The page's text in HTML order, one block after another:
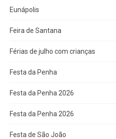
Eunápolis
Feira de Santana
Férias de julho com crianças
Festa da Penha
Festa da Penha 2026
Festa da Penha 2026
Festa de São João